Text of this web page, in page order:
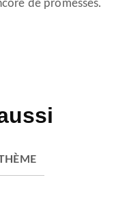
de promesses.